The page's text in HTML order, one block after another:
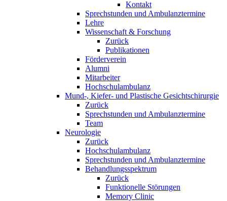
Kontakt
Sprechstunden und Ambulanztermine
Lehre
Wissenschaft & Forschung
Zurück
Publikationen
Förderverein
Alumni
Mitarbeiter
Hochschulambulanz
Mund-, Kiefer- und Plastische Gesichtschirurgie
Zurück
Sprechstunden und Ambulanztermine
Team
Neurologie
Zurück
Hochschulambulanz
Sprechstunden und Ambulanztermine
Behandlungsspektrum
Zurück
Funktionelle Störungen
Memory Clinic